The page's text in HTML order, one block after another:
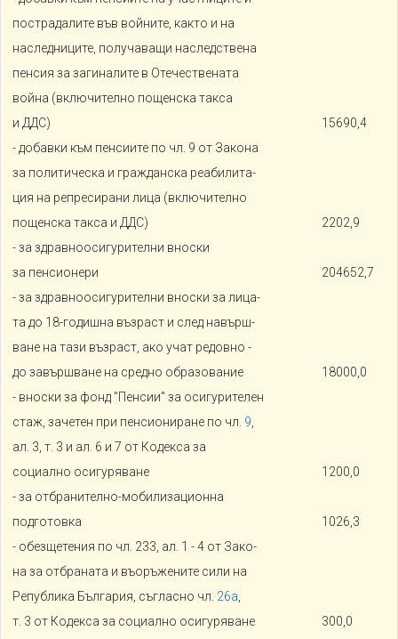
пострадалите във войните, както и на
наследниците, получаващи наследствена
пенсия за загиналите в Отечествената
война (включително пощенска такса
и ДДС)
15690,4
- добавки към пенсиите по чл. 9 от Закона
за политическа и гражданска реабилита-
ция на репресирани лица (включително
пощенска такса и ДДС)
2202,9
- за здравноосигурителни вноски
за пенсионери
204652,7
- за здравноосигурителни вноски за лица-
та до 18-годишна възраст и след навърш-
ване на тази възраст, ако учат редовно -
до завършване на средно образование
18000,0
- вноски за фонд "Пенсии" за осигурителен
стаж, зачетен при пенсиониране по чл. 9
ал. 3, т. 3 и ал. 6 и 7 от Кодекса за
социално осигуряване
1200,0
- за отбранително-мобилизационна
подготовка
1026,3
- обезщетения по чл. 233, ал. 1 - 4 от Зако-
на за отбраната и въоръжените сили на
Република България, съгласно чл. 26а
т. 3 от Кодекса за социално осигуряване
300,0